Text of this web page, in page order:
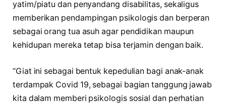
yatim/piatu dan penyandang disabilitas, sekaligus
memberikan pendampingan psikologis dan berperan
sebagai orang tua asuh agar pendidikan maupun
kehidupan mereka tetap bisa terjamin dengan baik.
“Giat ini sebagai bentuk kepedulian bagi anak-anak
terdampak Covid 19, sebagai bagian tanggung jawab
kita dalam memberi psikologis sosial dan perhatian